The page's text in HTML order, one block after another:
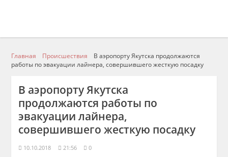
Главная Происшествия
В аэропорту Якутска продолжаются
работы по эвакуации лайнера, совершившего жесткую посадку
В аэропорту Якутска
продолжаются работы по
эвакуации лайнера,
совершившего жесткую посадку
10.10.2018 21:56 0